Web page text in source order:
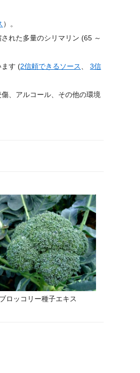
）。
れた多量のシリマリン (65 ～
ます (2信頼できるソース 3信
、アルコール、その他の環境
ブロッコリー種子エキス